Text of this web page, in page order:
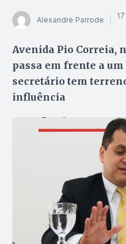
Alexandre Parrode
Avenida Pio Correia,
passa em frente a
secretário tem
influência